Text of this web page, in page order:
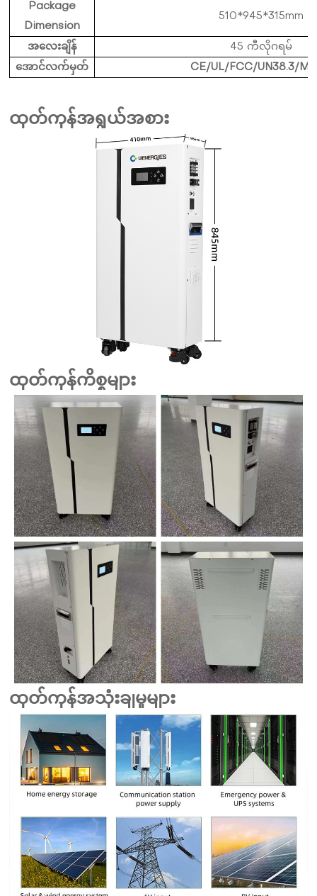
Package
Dimension
510*945*315mm
အလေးချိန် 45 ကီလိုဂရမ်
အောင်လက်မှတ် CE/UL/FCC/UN38.3/
ထုတ်ကုန်အရွယ်အစား
ထုတ်ကုန်ကိစ္စများ
ထုတ်ကုန်အသုံးချမှုများ